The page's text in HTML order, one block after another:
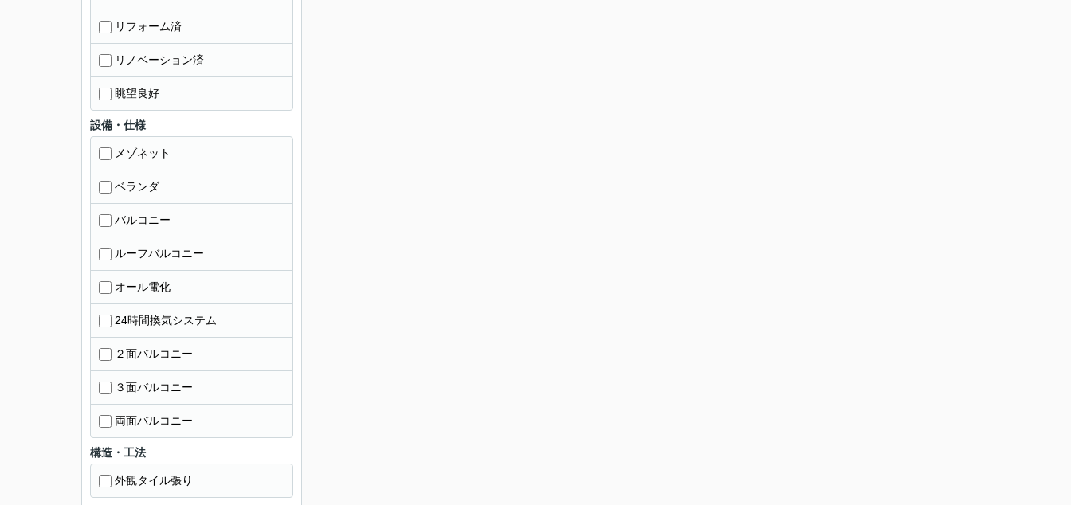
リフォーム済
リノベーション済
眺望良好
設備・仕様
メゾネット
ベランダ
バルコニー
ルーフバルコニー
オール電化
24時間換気システム
２面バルコニー
３面バルコニー
両面バルコニー
構造・工法
外観タイル張り